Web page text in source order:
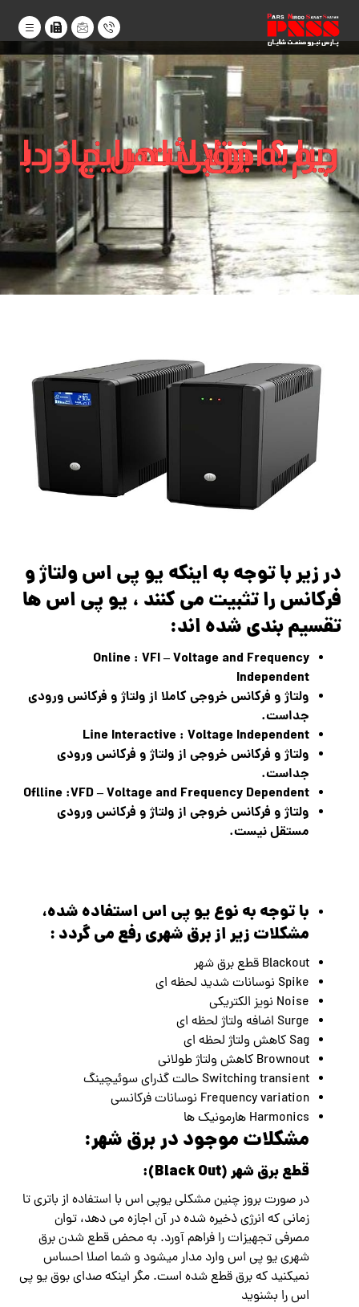
چرا به یو پی اس نیاز داریم ؟ اختلالات رایج در برق شهر
در زیر با توجه به اینکه یو پی اس ولتاژ و
فرکانس را تثبیت می کنند ، یو پی اس ها
تقسیم بندی شده اند:
Online : VFI – Voltage and Frequency
Independent
ولتاژ و فرکانس خروجی کاملا از ولتاژ و فرکانس ورودی
جداست.
Line Interactive : Voltage Independent
ولتاژ و فرکانس خروجی از ولتاژ و فرکانس ورودی
جداست.
Oflline:VFD – Voltage and Frequency Dependent
ولتاژ و فرکانس خروجی از ولتاژ و فرکانس ورودی
مستقل نیست.
با توجه به نوع یو پی اس استفاده شده،
مشکلات زیر از برق شهری رفع می گردد :
Blackout قطع برق شهر
Spike نوسانات شدید لحظه ای
Noise نویز الکتریکی
Surge اضافه ولتاژ لحظه ای
Sag کاهش ولتاژ لحظه ای
Brownout کاهش ولتاژ طولانی
Switching transient حالت گذرای سوئیچینگ
Frequency variation نوسانات فرکانسی
Harmonics هارمونیک ها
مشکلات موجود در برق شهر:
قطع برق شهر (Black Out):
در صورت بروز چنین مشکلی یوپی اس با استفاده از باتری تا
زمانی که انرژی ذخیره شده در آن اجازه می دهد، توان
مصرفی تجهیزات را فراهم آورد. به محض قطع شدن برق
شهری یو پی اس وارد مدار میشود و شما اصلا احساس
نمیکنید که برق قطع شده است. مگر اینکه صدای بوق یو پی
اس را بشنوید